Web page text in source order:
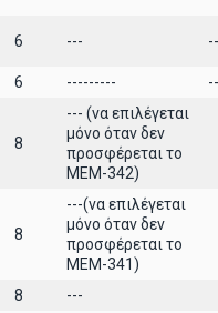
6 ---
6 ---------
8
--- (να επιλέγεται
μόνο όταν δεν
προσφέρεται το
ΜΕΜ-342)
8
---(να επιλέγεται
μόνο όταν δεν
προσφέρεται το
ΜΕΜ-341)
8 ---